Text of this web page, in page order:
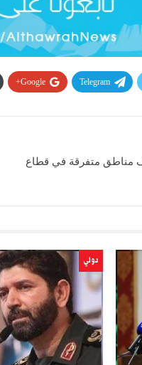
Telegram
Google+
مناطق متفرقة في قطاع
دولي